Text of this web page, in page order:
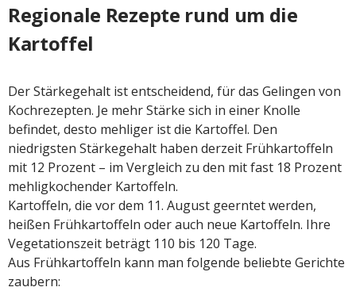
Regionale Rezepte rund um die
Kartoffel
Der Stärkegehalt ist entscheidend, für das Gelingen von
Kochrezepten. Je mehr Stärke sich in einer Knolle
befindet, desto mehliger ist die Kartoffel. Den
niedrigsten Stärkegehalt haben derzeit Frühkartoffeln
mit 12 Prozent – im Vergleich zu den mit fast 18 Prozent
mehligkochender Kartoffeln.
Kartoffeln, die vor dem 11. August geerntet werden,
heißen Frühkartoffeln oder auch neue Kartoffeln. Ihre
Vegetationszeit beträgt 110 bis 120 Tage.
Aus Frühkartoffeln kann man folgende beliebte Gerichte
zaubern: